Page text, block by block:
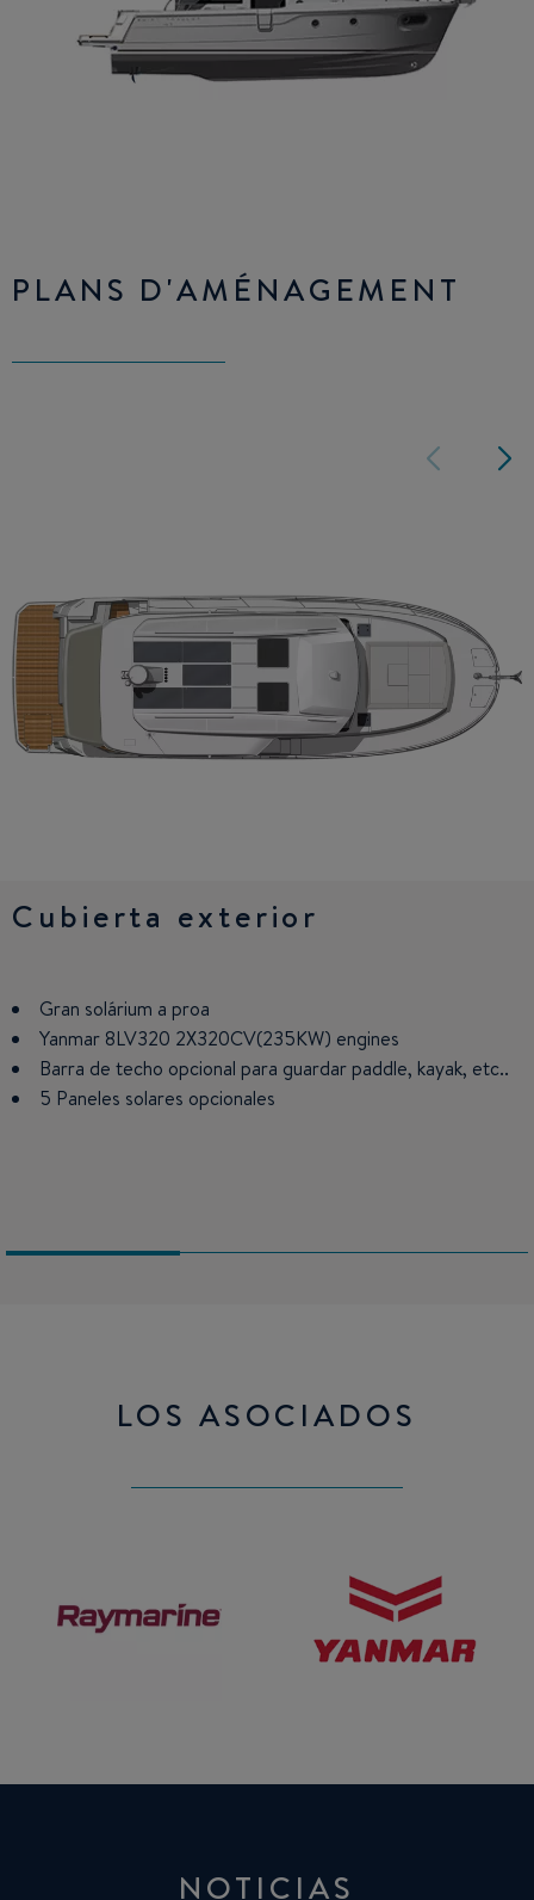
PLANS D'AMÉNAGEMENT
Cubierta exterior
Gran solárium a proa
Yanmar 8LV320 2X320CV(235KW) engines
Barra de techo opcional para guardar paddle, kayak, etc..
5 Paneles solares opcionales
Cubierta principal
Banqueta corrediza de la bañera
Cocina en U equipada
Cubierta inferior
Camarote armador con escotilla abrible visión sobre el
mar
Aseo armador con cabina de aseo y ducha separada
Camarote invitados : dos camas twin convertibles en una
LOS ASOCIADOS
NOTICIAS